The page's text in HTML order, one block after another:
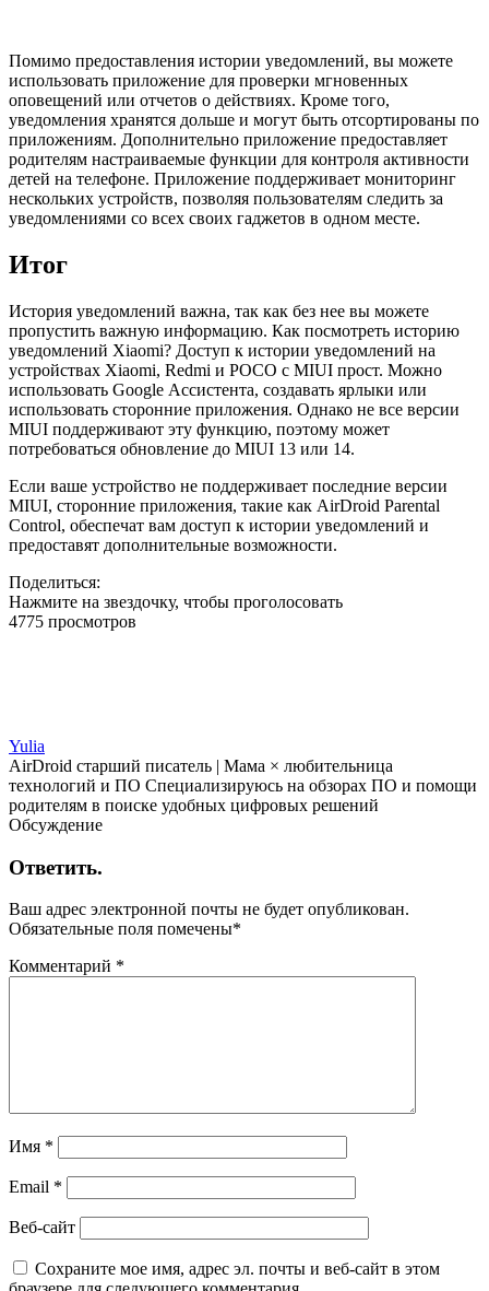
Помимо предоставления истории уведомлений, вы можете
использовать приложение для проверки мгновенных
оповещений или отчетов о действиях. Кроме того,
уведомления хранятся дольше и могут быть отсортированы по
приложениям. Дополнительно приложение предоставляет
родителям настраиваемые функции для контроля активности
детей на телефоне. Приложение поддерживает мониторинг
нескольких устройств, позволяя пользователям следить за
уведомлениями со всех своих гаджетов в одном месте.
Итог
История уведомлений важна, так как без нее вы можете
пропустить важную информацию. Как посмотреть историю
уведомлений Xiaomi? Доступ к истории уведомлений на
устройствах Xiaomi, Redmi и POCO с MIUI прост. Можно
использовать Google Ассистента, создавать ярлыки или
использовать сторонние приложения. Однако не все версии
MIUI поддерживают эту функцию, поэтому может
потребоваться обновление до MIUI 13 или 14.
Если ваше устройство не поддерживает последние версии
MIUI, сторонние приложения, такие как AirDroid Parental
Control, обеспечат вам доступ к истории уведомлений и
предоставят дополнительные возможности.
Поделиться:
Нажмите на звездочку, чтобы проголосовать
4775 просмотров
Yulia
AirDroid старший писатель | Мама × любительница
технологий и ПО Специализируюсь на обзорах ПО и помощи
родителям в поиске удобных цифровых решений
Обсуждение
Ответить.
Ваш адрес электронной почты не будет опубликован.
Обязательные поля помечены*
Комментарий *
Имя *
Email *
Веб-сайт
Сохраните мое имя, адрес эл. почты и веб-сайт в этом